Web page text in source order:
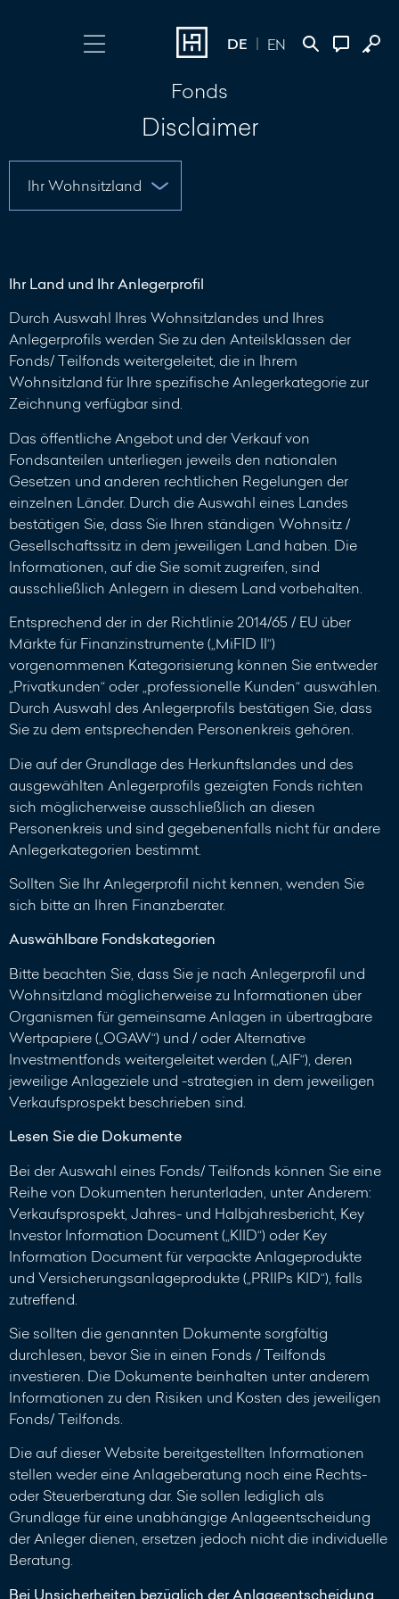
DE EN
Online Banking
Fonds
Disclaimer
Ihr Land und Ihr Anlegerprofil
Durch Auswahl Ihres Wohnsitzlandes und Ihres
Anlegerprofils werden Sie zu den Anteilsklassen der
Fonds/ Teilfonds weitergeleitet, die in Ihrem
Wohnsitzland für Ihre spezifische Anlegerkategorie zur
Zeichnung verfügbar sind.
Das öffentliche Angebot und der Verkauf von
Fondsanteilen unterliegen jeweils den nationalen
Gesetzen und anderen rechtlichen Regelungen der
einzelnen Länder. Durch die Auswahl eines Landes
bestätigen Sie, dass Sie Ihren ständigen Wohnsitz /
Gesellschaftssitz in dem jeweiligen Land haben. Die
Informationen, auf die Sie somit zugreifen, sind
ausschließlich Anlegern in diesem Land vorbehalten.
Entsprechend der in der Richtlinie 2014/65 / EU über
Märkte für Finanzinstrumente („MiFID II“)
vorgenommenen Kategorisierung können Sie entweder
„Privatkunden“ oder „professionelle Kunden“ auswählen.
Durch Auswahl des Anlegerprofils bestätigen Sie, dass
Sie zu dem entsprechenden Personenkreis gehören.
Die auf der Grundlage des Herkunftslandes und des
ausgewählten Anlegerprofils gezeigten Fonds richten
sich möglicherweise ausschließlich an diesen
Personenkreis und sind gegebenenfalls nicht für andere
Anlegerkategorien bestimmt.
Sollten Sie Ihr Anlegerprofil nicht kennen, wenden Sie
sich bitte an Ihren Finanzberater.
Auswählbare Fondskategorien
Bitte beachten Sie, dass Sie je nach Anlegerprofil und
Wohnsitzland möglicherweise zu Informationen über
Organismen für gemeinsame Anlagen in übertragbare
Wertpapiere („OGAW“) und / oder Alternative
Investmentfonds weitergeleitet werden („AIF“), deren
jeweilige Anlageziele und -strategien in dem jeweiligen
Verkaufsprospekt beschrieben sind.
Lesen Sie die Dokumente
Bei der Auswahl eines Fonds/ Teilfonds können Sie eine
Reihe von Dokumenten herunterladen, unter Anderem:
Verkaufsprospekt, Jahres- und Halbjahresbericht, Key
Investor Information Document („KIID“) oder Key
Information Document für verpackte Anlageprodukte
und Versicherungsanlageprodukte („PRIIPs KID“), falls
zutreffend.
Sie sollten die genannten Dokumente sorgfältig
durchlesen, bevor Sie in einen Fonds / Teilfonds
investieren. Die Dokumente beinhalten unter anderem
Informationen zu den Risiken und Kosten des jeweiligen
Fonds/ Teilfonds.
Die auf dieser Website bereitgestellten Informationen
stellen weder eine Anlageberatung noch eine Rechts-
oder Steuerberatung dar. Sie sollen lediglich als
Grundlage für eine unabhängige Anlageentscheidung
der Anleger dienen, ersetzen jedoch nicht die individuelle
Beratung.
Bei Unsicherheiten bezüglich der Anlageentscheidung